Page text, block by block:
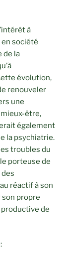
à
en société
de la
évolution,
renouveler
une
être,
également
la psychiatrie.
troubles du
porteuse de
réactif à son
propre
de